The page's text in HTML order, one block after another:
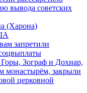
вывода советских
(Харона)
запретили
Зограф и Дохиар,
монастырём, закрыли
церковной